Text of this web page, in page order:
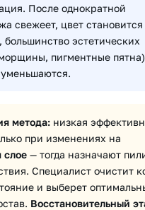
После однократной
свежеет, цвет становится
эстетических
пигментные пятна)
метода: низкая
при изменениях на
слое — тогда назначают
Специалист очистит
и выберет
Восстановительный